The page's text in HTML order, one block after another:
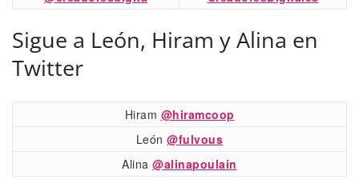
Sigue a León, Hiram y Alina en
Twitter
Hiram @hiramcoop
León@fulvous
Alina@alinapoulain